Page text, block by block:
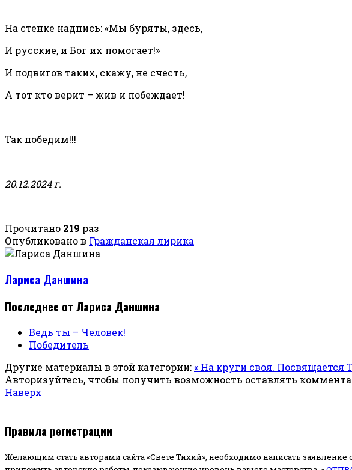
На стенке надпись: «Мы буряты, здесь,
И русские, и Бог их помогает!»
И подвигов таких, скажу, не счесть,
А тот кто верит – жив и побеждает!
Так победим!!!
20.12.2024 г.
Прочитано 219 раз
Опубликовано в Гражданская лирика
Лариса Даншина
Последнее от Лариса Даншина
Ведь ты – Человек!
Победитель
Другие материалы в этой категории:« На круги своя. Посвящается
Авторизуйтесь, чтобы получить возможность оставлять
Наверх
Правила регистрации
Желающим стать авторами сайта «Свете Тихий», необходимо написать